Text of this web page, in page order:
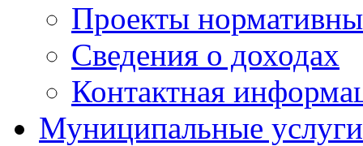
Проекты
Сведения о доходах
Контактная
Муниципальные услуги